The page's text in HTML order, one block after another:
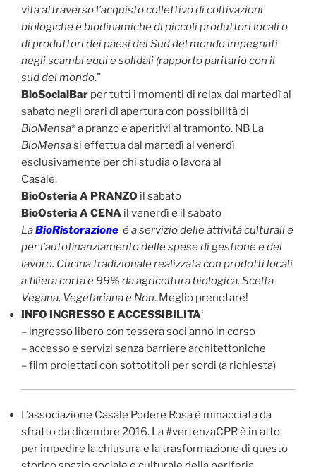
vita attraverso l’acquisto collettivo di coltivazioni
biologiche e biodinamiche di piccoli produttori locali o
di produttori dei paesi del Sud del mondo impegnati
negli scambi equi e solidali (rapporto paritario con il
sud del mondo.”
BioSocialBar per tutti i momenti di relax dal martedì al
sabato negli orari di apertura con possibilità di
BioMensa* a pranzo e aperitivi al tramonto. NB La
BioMensasi effettua dal martedì al venerdì
esclusivamente per chi studia o lavora al
Casale.
BioOsteria A PRANZO il sabato
BioOsteria A CENA il venerdì e il sabato
LaBioRistorazione è a servizio delle attività culturali e
per l’autofinanziamento delle spese di gestione e del
lavoro. Cucina tradizionale realizzata con prodotti locali
a filiera corta e 99% da agricoltura biologica. Scelta
Vegana, Vegetariana e Non. Meglio prenotare!
INFO INGRESSO E ACCESSIBILITA‘
– ingresso libero con tessera soci anno in corso
– accesso e servizi senza barriere architettoniche
– film proiettati con sottotitoli per sordi (a richiesta)
L’associazione Casale Podere Rosa è minacciata da
sfratto da dicembre 2016. La #vertenzaCPR è in atto
per impedire la chiusura e la trasformazione di questo